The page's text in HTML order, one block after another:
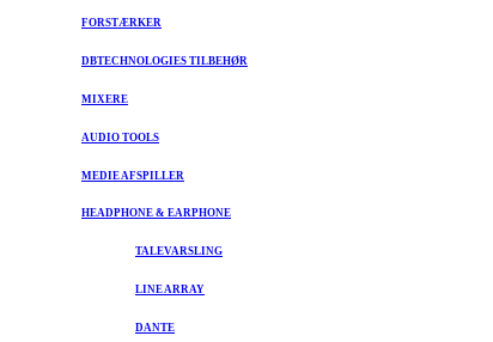
FORSTÆRKER
DBTECHNOLOGIES TILBEHØR
MIXERE
AUDIO TOOLS
MEDIE AFSPILLER
HEADPHONE & EARPHONE
TALEVARSLING
LINE ARRAY
DANTE